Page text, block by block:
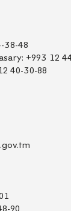
38-48
+993 12
40-30-88
90